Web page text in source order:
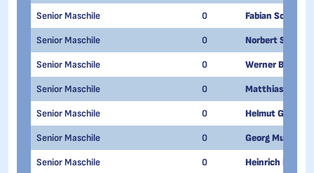
Senior Maschile 0 Fabian Schwarz
Senior Maschile 0 Norbert Spitaler
Senior Maschile 0 Werner Blaas
Senior Maschile 0 Matthias Elsler
Senior Maschile 0 Helmut Goetsch
Senior Maschile 0 Georg Mumelter
Senior Maschile 0 Heinrich